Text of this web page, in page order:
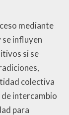
mediante
influyen
si se
colectiva
de intercambio
para